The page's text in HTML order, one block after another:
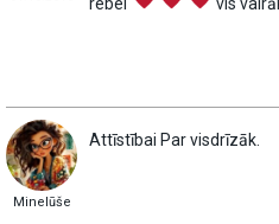
Minelūše
Attīstībai Par visdrīzāk.